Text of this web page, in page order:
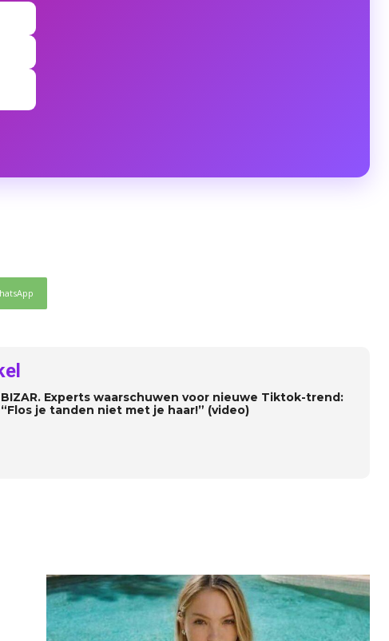
BIZAR. Experts waarschuwen voor nieuwe Tiktok-trend:
“Flos je tanden niet met je haar!” (video)